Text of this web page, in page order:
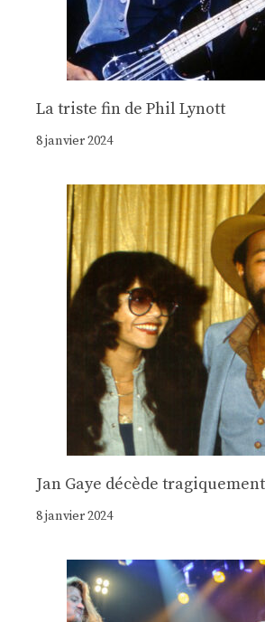
La triste fin de Phil Lynott
8 janvier 2024
Jan Gaye décède tragiquement
8 janvier 2024